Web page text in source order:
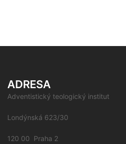
ADRESA
Adventistický teologický institut
Londýnská 623/30
120 00 Praha 2